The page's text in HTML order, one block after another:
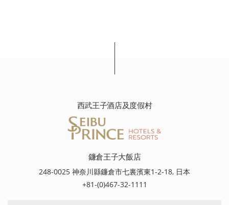
西武王子酒店及度假村
鐮倉王子大飯店
248-0025 神奈川縣鐮倉市七裏濱東1-2-18, 日本
+81-(0)467-32-1111